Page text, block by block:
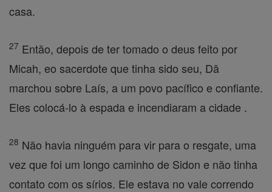
casa.
27 Então, depois de ter tomado o deus feito por
Micah, eo sacerdote que tinha sido seu, Dã
marchou sobre Laís, a um povo pacífico e confiante.
Eles colocá-lo à espada e incendiaram a cidade .
28 Não havia ninguém para vir para o resgate, uma
vez que foi um longo caminho de Sidon e não tinha
contato com os sírios. Ele estava no vale correndo